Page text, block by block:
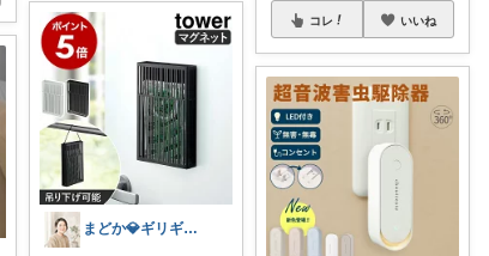
まどか💎ギリギリアラサーOL
コレ いいね